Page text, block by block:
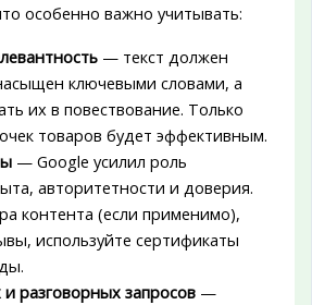
особенно важно учитывать:
— текст должен
ключевыми словами, а
их в повествование. Только
товаров будет эффективным.
— Google усилил роль
авторитетности и доверия.
контента (если применимо),
используйте сертификаты
разговорных запросов—